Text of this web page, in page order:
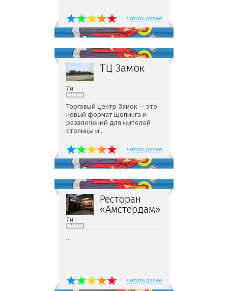
читать далее
ТЦ Замок
7 м
Торговый центр Замок — это
новый формат шопинга и
развлечений для жителей
столицы и...
читать далее
Ресторан
«Амстердам»
7 м
...
читать далее